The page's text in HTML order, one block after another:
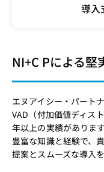
導入
NI+C Pによる堅
エヌアイシー・パート
VAD（付加価値ディス
年以上の実績があります
豊富な知識と経験で、
提案とスムーズな導入